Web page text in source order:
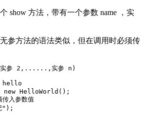
show 方法，带有一个参数 name ，实
参方法的语法类似，但在调用时必须传
实参 2,......,实参 n)
hello
HelloWorld();
入参数值
");